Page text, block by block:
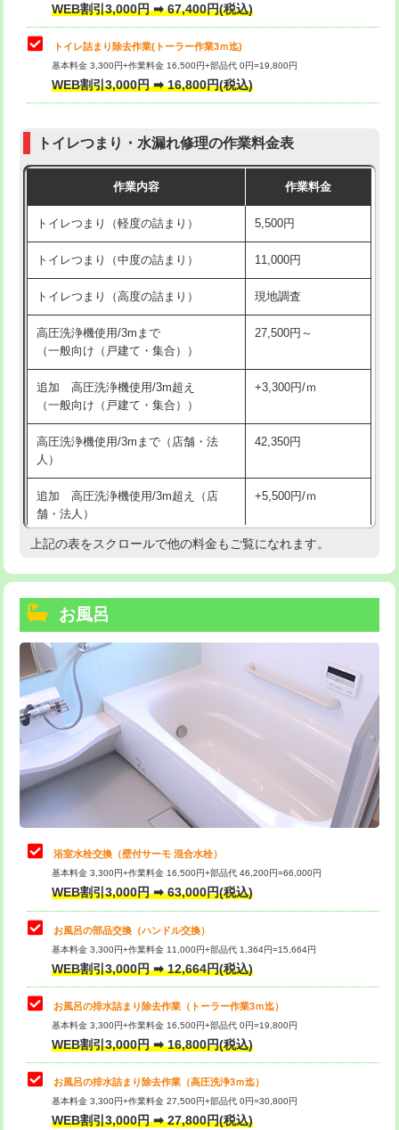
WEB割引3,000円 ➡ 67,400円(税込)
トイレ詰まり除去作業(トーラー作業3ｍ迄)
基本料金 3,300円+作業料金 16,500円+部品代 0円=19,800円
WEB割引3,000円 ➡ 16,800円(税込)
トイレつまり・水漏れ修理の作業料金表
作業内容 作業料金
トイレつまり（軽度の詰まり） 5,500円
トイレつまり（中度の詰まり） 11,000円
トイレつまり（高度の詰まり） 現地調査
高圧洗浄機使用/3mまで
（一般向け（戸建て・集合））
27,500円～
追加 高圧洗浄機使用/3m超え
（一般向け（戸建て・集合））
+3,300円/ｍ
高圧洗浄機使用/3mまで（店舗・法
人）
42,350円
追加 高圧洗浄機使用/3m超え（店
舗・法人）
+5,500円/ｍ
高度高圧洗浄換 現地調査
トーラー機使用/3mまで
追加トーラー機使用/3m超え
カメラ調査 33,000円
桝清掃 8,800円
止水・漏水調査・防水処理・清掃・修
理・調整・分解・加工など（軽作業）
止水・漏水調査・防水処理・清掃・修
理・調整・分解・加工など（中作業）
22,000円
止水・漏水調査・防水処理・清掃・修
理・調整・分解・加工など（重作業）
33,000円
トイレタンク脱着
トイレ便器脱着
タンクレストイレ脱着 33,000円
小便器トイレ脱着
その他部品の脱着 8,800円～
交換・取付（タンク）
上記の表をスクロールで他の料金もご覧になれます。
お風呂
浴室水栓交換（壁付サーモ 混合水栓）
基本料金 3,300円+作業料金 16,500円+部品代 46,200円=66,000円
WEB割引3,000円 ➡ 63,000円(税込)
お風呂の部品交換（ハンドル交換）
基本料金 3,300円+作業料金 11,000円+部品代 1,364円=15,664円
WEB割引3,000円 ➡ 12,664円(税込)
お風呂の排水詰まり除去作業（トーラー作業3ｍ迄）
基本料金 3,300円+作業料金 16,500円+部品代 0円=19,800円
WEB割引3,000円 ➡ 16,800円(税込)
お風呂の排水詰まり除去作業（高圧洗浄3ｍ迄）
基本料金 3,300円+作業料金 27,500円+部品代 0円=30,800円
WEB割引3,000円 ➡ 27,800円(税込)